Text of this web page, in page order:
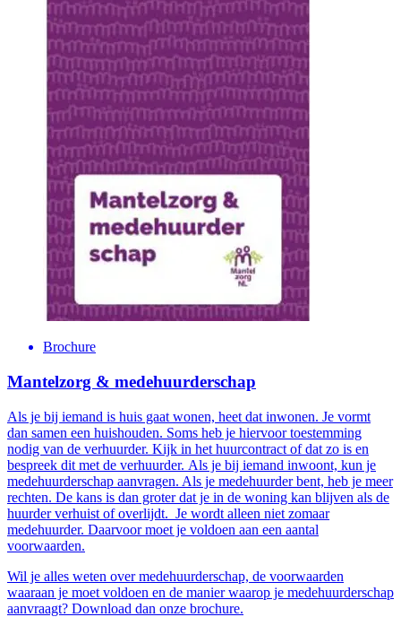
Brochure
Mantelzorg & medehuurderschap
Als je bij iemand is huis gaat wonen, heet dat inwonen. Je vormt
dan samen een huishouden. Soms heb je hiervoor toestemming
nodig van de verhuurder. Kijk in het huurcontract of dat zo is en
bespreek dit met de verhuurder. Als je bij iemand inwoont, kun je
medehuurderschap aanvragen. Als je medehuurder bent, heb je meer
rechten. De kans is dan groter dat je in de woning kan blijven als de
huurder verhuist of overlijdt. Je wordt alleen niet zomaar
medehuurder. Daarvoor moet je voldoen aan een aantal
voorwaarden.
Wil je alles weten over medehuurderschap, de voorwaarden
waaraan je moet voldoen en de manier waarop je medehuurderschap
aanvraagt? Download dan onze brochure.